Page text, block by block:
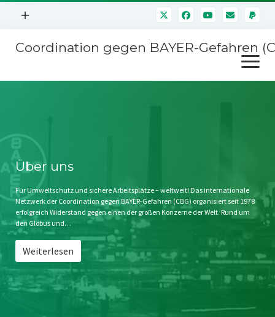
Menü
+
Mitmachen
Kontakt
Impressum
Störfälle
Coordination gegen BAYER-Gefahren
Menü
öffnen
Stichwort BAYER
Jahrestagung
SPENDEN
Über uns
Für Umweltschutz und sichere Arbeitsplätze – weltweit! Das internationale
Netzwerk der Coordination gegen BAYER-Gefahren (CBG) organisiert seit 1978
erfolgreich Widerstand gegen einen der großen Konzerne der Welt. Rund um
den Globus und…
Weiterlesen